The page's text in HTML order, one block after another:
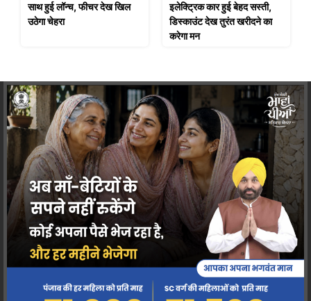
साथ हुई लॉन्च, फीचर देख खिल
उठेगा चेहरा
इलेक्ट्रिक कार हुई बेहद सस्ती,
डिस्काउंट देख तुरंत खरीदने का
करेगा मन